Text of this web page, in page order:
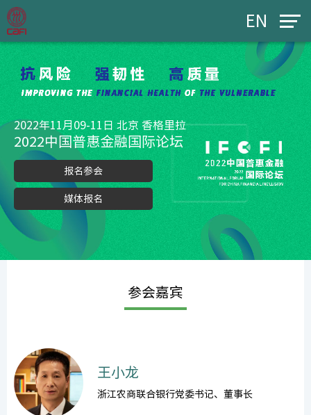
EN
2022年11月09-11日 北京 香格里拉
2022中国普惠金融国际论坛
报名参会
媒体报名
参会嘉宾
王小龙
浙江农商联合银行党委书记、董事长